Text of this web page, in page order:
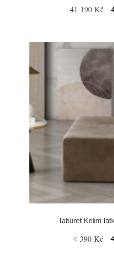
41 190 Kč
Taburet Kelim
4 390 Kč